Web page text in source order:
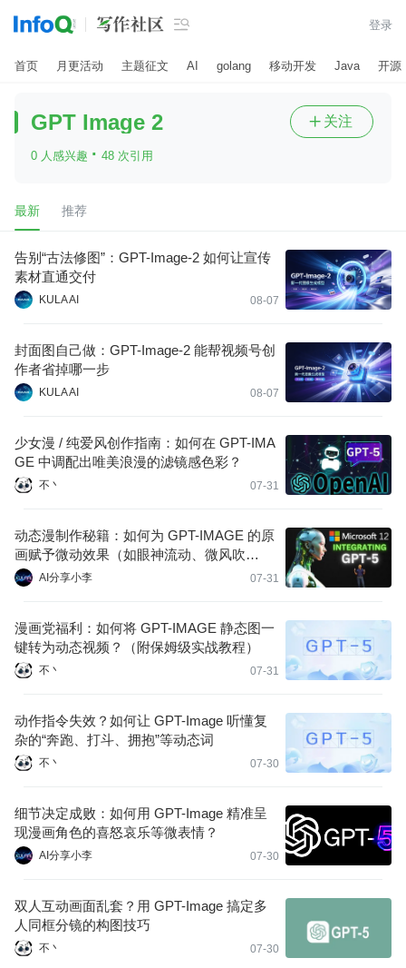
 登录
首页 月更活动 主题征文 AI golang 移动开发 Java 开源
GPT Image 2
0 人感兴趣 · 48 次引用
 关注
最新 推荐
告别“古法修图”：GPT-Image-2 如何让宣传
素材直通交付
KULA AI 08-07
封面图自己做：GPT-Image-2 能帮视频号创
作者省掉哪一步
KULA AI 08-07
少女漫 / 纯爱风创作指南：如何在 GPT-IMA
GE 中调配出唯美浪漫的滤镜感色彩？
不丶 07-31
动态漫制作秘籍：如何为 GPT-IMAGE 的原
画赋予微动效果（如眼神流动、微风吹
拂）？AI分享小李 07-31
漫画党福利：如何将 GPT-IMAGE 静态图一
键转为动态视频？（附保姆级实战教程）
不丶 07-31
动作指令失效？如何让 GPT-Image 听懂复
杂的“奔跑、打斗、拥抱”等动态词
不丶 07-30
细节决定成败：如何用 GPT-Image 精准呈
现漫画角色的喜怒哀乐等微表情？
AI分享小李 07-30
双人互动画面乱套？用 GPT-Image 搞定多
人同框分镜的构图技巧
不丶 07-30